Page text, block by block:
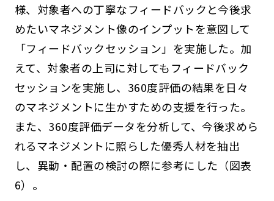
様、対象者への丁寧なフィードバックと今後求
めたいマネジメント像のインプットを意図して
「フィードバックセッション」を実施した。加
えて、対象者の上司に対してもフィードバック
セッションを実施し、360度評価の結果を日々
のマネジメントに生かすための支援を行った。
また、360度評価データを分析して、今後求めら
れるマネジメントに照らした優秀人材を抽出
し、異動・配置の検討の際に参考にした（図表
6）。